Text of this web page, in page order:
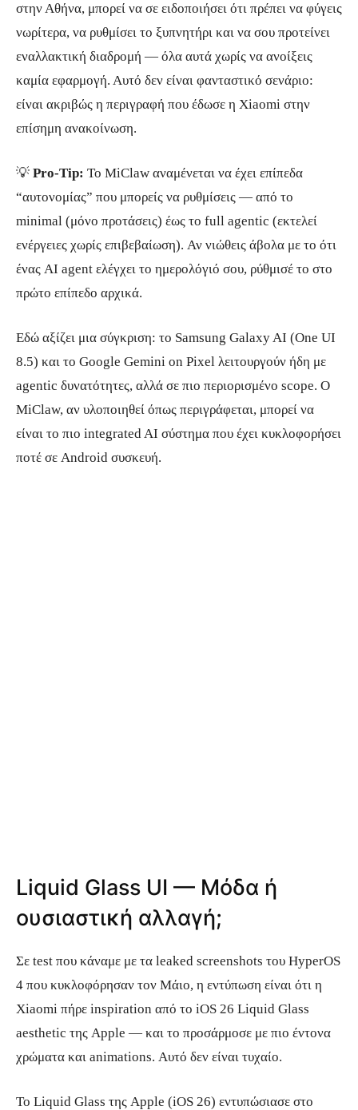
στην Αθήνα, μπορεί να σε ειδοποιήσει ότι πρέπει να φύγεις
νωρίτερα, να ρυθμίσει το ξυπνητήρι και να σου προτείνει
εναλλακτική διαδρομή — όλα αυτά χωρίς να ανοίξεις
καμία εφαρμογή. Αυτό δεν είναι φανταστικό σενάριο:
είναι ακριβώς η περιγραφή που έδωσε η Xiaomi στην
επίσημη ανακοίνωση.
💡 Pro-Tip: Το MiClaw αναμένεται να έχει επίπεδα
“αυτονομίας” που μπορείς να ρυθμίσεις — από το
minimal (μόνο προτάσεις) έως το full agentic (εκτελεί
ενέργειες χωρίς επιβεβαίωση). Αν νιώθεις άβολα με το ότι
ένας AI agent ελέγχει το ημερολόγιό σου, ρύθμισέ το στο
πρώτο επίπεδο αρχικά.
Εδώ αξίζει μια σύγκριση: το Samsung Galaxy AI (One UI
8.5) και το Google Gemini on Pixel λειτουργούν ήδη με
agentic δυνατότητες, αλλά σε πιο περιορισμένο scope. Ο
MiClaw, αν υλοποιηθεί όπως περιγράφεται, μπορεί να
είναι το πιο integrated AI σύστημα που έχει κυκλοφορήσει
ποτέ σε Android συσκευή.
Liquid Glass UI — Μόδα ή
ουσιαστική αλλαγή;
Σε test που κάναμε με τα leaked screenshots του HyperOS
4 που κυκλοφόρησαν τον Μάιο, η εντύπωση είναι ότι η
Xiaomi πήρε inspiration από το iOS 26 Liquid Glass
aesthetic της Apple — και το προσάρμοσε με πιο έντονα
χρώματα και animations. Αυτό δεν είναι τυχαίο.
Το Liquid Glass της Apple (iOS 26) εντυπώσιασε στο